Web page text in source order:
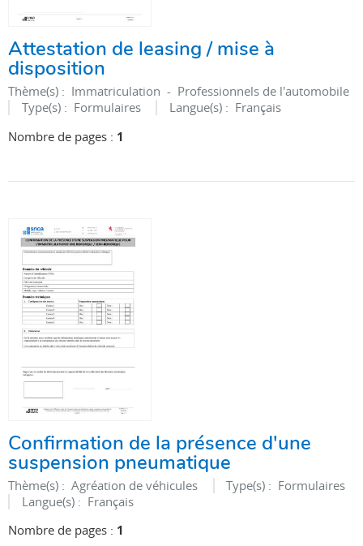
tiret.
Attestation de leasing / mise à
disposition
Thème(s) : Immatriculation - Professionnels de l'automobile
Type(s) : Formulaires Langue(s) : Français
Nombre de pages : 1
Confirmation de la présence d'une
suspension pneumatique
Thème(s) : Agréation de véhicules Type(s) : Formulaires
Langue(s) : Français
Nombre de pages : 1